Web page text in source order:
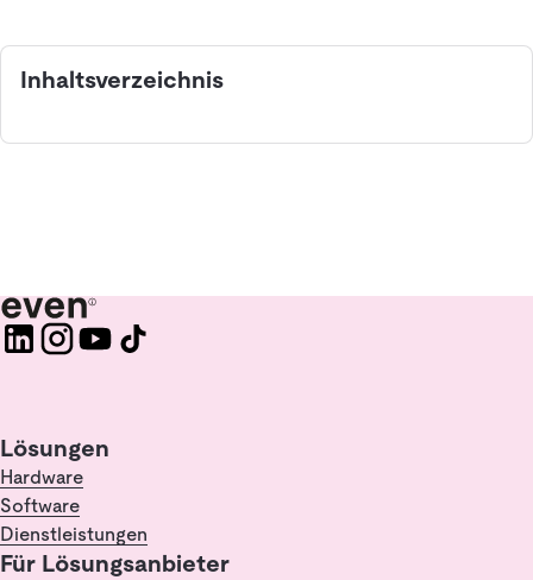
Inhaltsverzeichnis
Lösungen
Hardware
Software
Dienstleistungen
Für Lösungsanbieter